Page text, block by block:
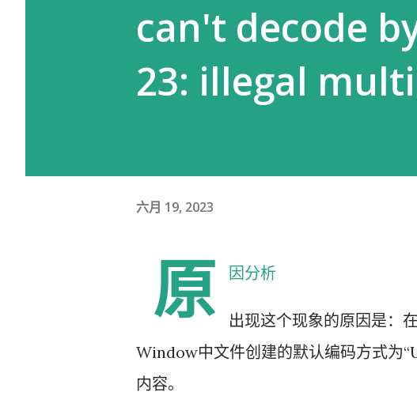
can't decode
23: illegal
六月 19, 2023
原 因分析
出现这个现象的原因是：
Window中文件创建的默认编码方式为
内容。